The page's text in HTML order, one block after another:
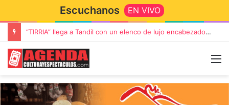
Escuchanos EN VIVO
“TIRRIA” llega a Tandil con un elenco de lujo encabezado por Capusotto, Spregelburd y Stefani